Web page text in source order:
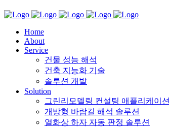
Home
About
Service
건물 성능 해석
건축 지능화 기술
솔루션 개발
Solution
그린리모델링 컨설팅 애플리케이션
개방형 바람길 해석 솔루션
열화상 하자 자동 판정 솔루션